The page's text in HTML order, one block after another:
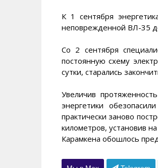
К 1 сентября
неповрежденной ВЛ-35
Со 2 сентября
постоянную схему
сутки, старались
Увеличив
энергетики
практически заново
километров, установив
Карамкена обошлось